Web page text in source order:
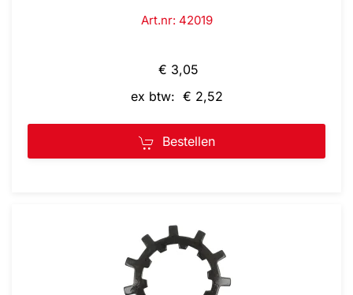
Art.nr: 42019
€ 3,05
ex btw: € 2,52
Bestellen